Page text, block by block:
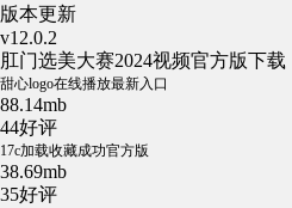
版本更新
v12.0.2
肛门选美大赛2024视频官方版下载
甜心logo在线播放最新入口
88.14mb
44好评
17c加载收藏成功官方版
38.69mb
35好评